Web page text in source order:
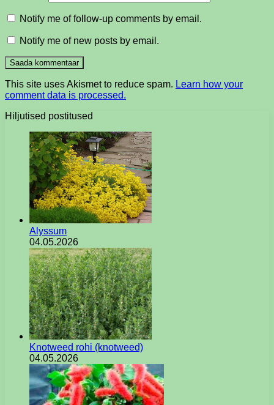
Notify me of follow-up comments by email.
Notify me of new posts by email.
This site uses Akismet to reduce spam. Learn how your
comment data is processed.
Hiljutised postitused
Alyssum
04.05.2026
Knotweed rohi (knotweed)
04.05.2026